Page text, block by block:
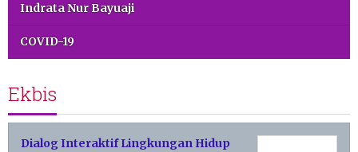
Indrata Nur Bayuaji
COVID-19
Ekbis
Dialog Interaktif Lingkungan Hidup